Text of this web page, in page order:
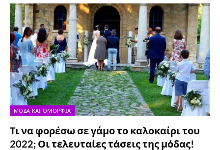
ΜΌΔΑ ΚΑΙ ΟΜΟΡΦΙΆ
Τι να φορέσω σε γάμο το καλοκαίρι του
2022; Οι τελευταίες τάσεις της μόδας!